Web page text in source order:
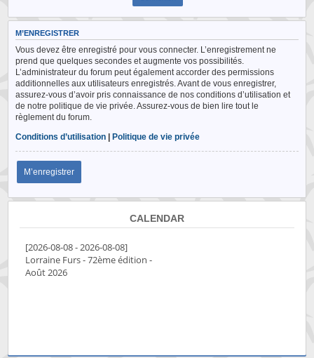
M’ENREGISTRER
Vous devez être enregistré pour vous connecter. L’enregistrement ne
prend que quelques secondes et augmente vos possibilités.
L’administrateur du forum peut également accorder des permissions
additionnelles aux utilisateurs enregistrés. Avant de vous enregistrer,
assurez-vous d’avoir pris connaissance de nos conditions d’utilisation et
de notre politique de vie privée. Assurez-vous de bien lire tout le
règlement du forum.
Conditions d’utilisation |Politique de vie privée
M’enregistrer
CALENDAR